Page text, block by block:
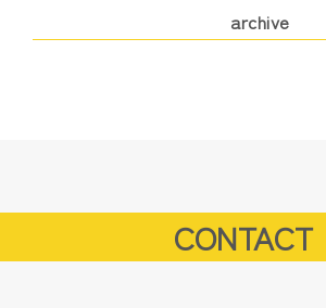
archive
CONTACT